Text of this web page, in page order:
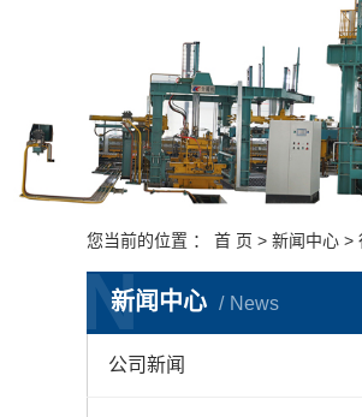
您当前的位置 ： 首 页 > 新闻中心 >
新闻中心 News
N
公司新闻